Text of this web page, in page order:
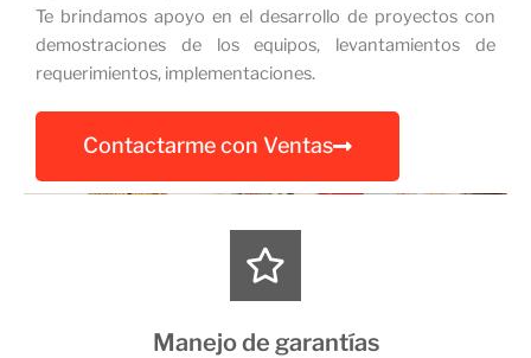
Te brindamos apoyo en el desarrollo de proyectos con
demostraciones de los equipos, levantamientos de
requerimientos, implementaciones.
Contactarme con Ventas
Manejo de garantías